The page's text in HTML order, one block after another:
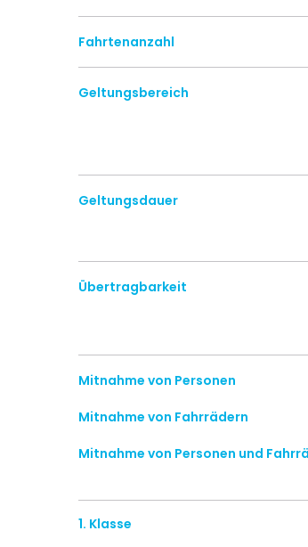
Fahrtenanzahl
Geltungsbereich
Geltungsdauer
Übertragbarkeit
Mitnahme von Personen
Mitnahme von Fahrrädern
Mitnahme von Personen und
1. Klasse